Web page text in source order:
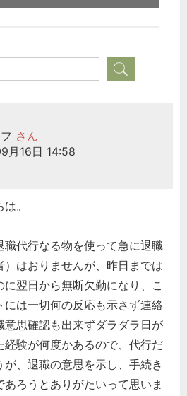
さん
月16日 14:58
。
職代行なる物を使って急に退職
）はおりませんが、昨日までは
翌日から無断欠勤になり、こ
には一切何の反応も示さず連絡
意思確認も出来ずダラダラ日が
経験が何度かあるので、代行だ
、退職の意思を示し、手続き
ろうとありがたいって思いま